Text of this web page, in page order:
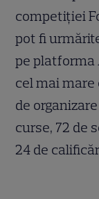
competiţiei
pot fi
pe platforma
cel mai
de
curse, 72 de
24 de